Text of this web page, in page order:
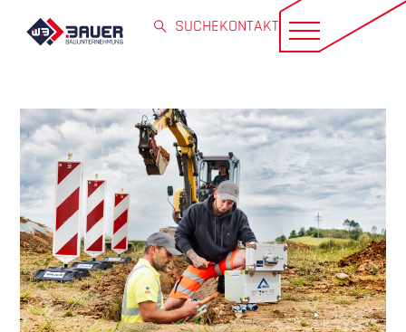
SUCHEKONTAKT